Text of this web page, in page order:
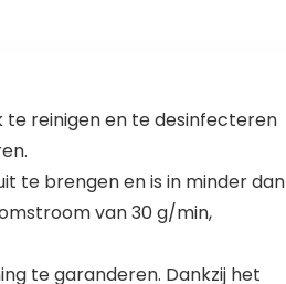
reinigen en te desinfecteren
te brengen en is in minder dan
van 30 g/min,
te garanderen. Dankzij het